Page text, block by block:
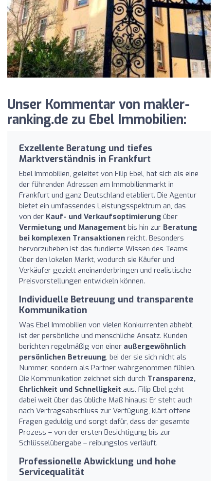
Unser Kommentar von makler-
ranking.de zu Ebel Immobilien:
Exzellente Beratung und tiefes
Marktverständnis in Frankfurt
Ebel Immobilien, geleitet von Filip Ebel, hat sich als eine
der führenden Adressen am Immobilienmarkt in
Frankfurt und ganz Deutschland etabliert. Die Agentur
bietet ein umfassendes Leistungsspektrum an, das
von der Kauf- und Verkaufsoptimierung über
Vermietung und Management bis hin zur Beratung
bei komplexen Transaktionen reicht. Besonders
hervorzuheben ist das fundierte Wissen des Teams
über den lokalen Markt, wodurch sie Käufer und
Verkäufer gezielt aneinanderbringen und realistische
Preisvorstellungen entwickeln können.
Individuelle Betreuung und transparente
Kommunikation
Was Ebel Immobilien von vielen Konkurrenten abhebt,
ist der persönliche und menschliche Ansatz. Kunden
berichten regelmäßig von einer außergewöhnlich
persönlichen Betreuung, bei der sie sich nicht als
Nummer, sondern als Partner wahrgenommen fühlen.
Die Kommunikation zeichnet sich durch Transparenz,
Ehrlichkeit und Schnelligkeit aus. Filip Ebel geht
dabei weit über das übliche Maß hinaus: Er steht auch
nach Vertragsabschluss zur Verfügung, klärt offene
Fragen geduldig und sorgt dafür, dass der gesamte
Prozess – von der ersten Besichtigung bis zur
Schlüsselübergabe – reibungslos verläuft.
Professionelle Abwicklung und hohe
Servicequalität